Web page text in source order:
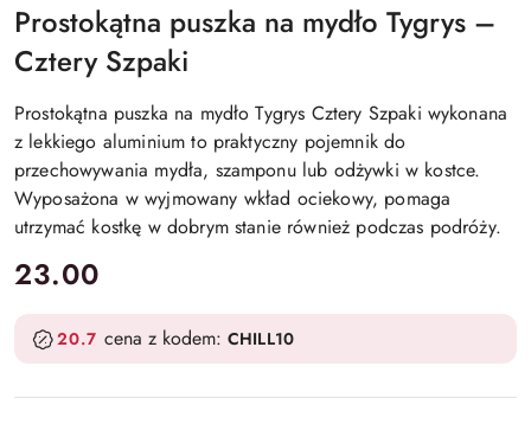
Prostokątna puszka na mydło Tygrys –
Cztery Szpaki
Prostokątna puszka na mydło Tygrys Cztery Szpaki wykonana
z lekkiego aluminium to praktyczny pojemnik do
przechowywania mydła, szamponu lub odżywki w kostce.
Wyposażona w wyjmowany wkład ociekowy, pomaga
utrzymać kostkę w dobrym stanie również podczas podróży.
cena:
23.00
20.7 cena z kodem: CHILL10